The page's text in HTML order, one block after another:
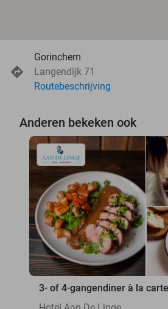
Gorinchem
Langendijk 71
Routebeschrijving
Anderen bekeken ook
3- of 4-gangendiner à la